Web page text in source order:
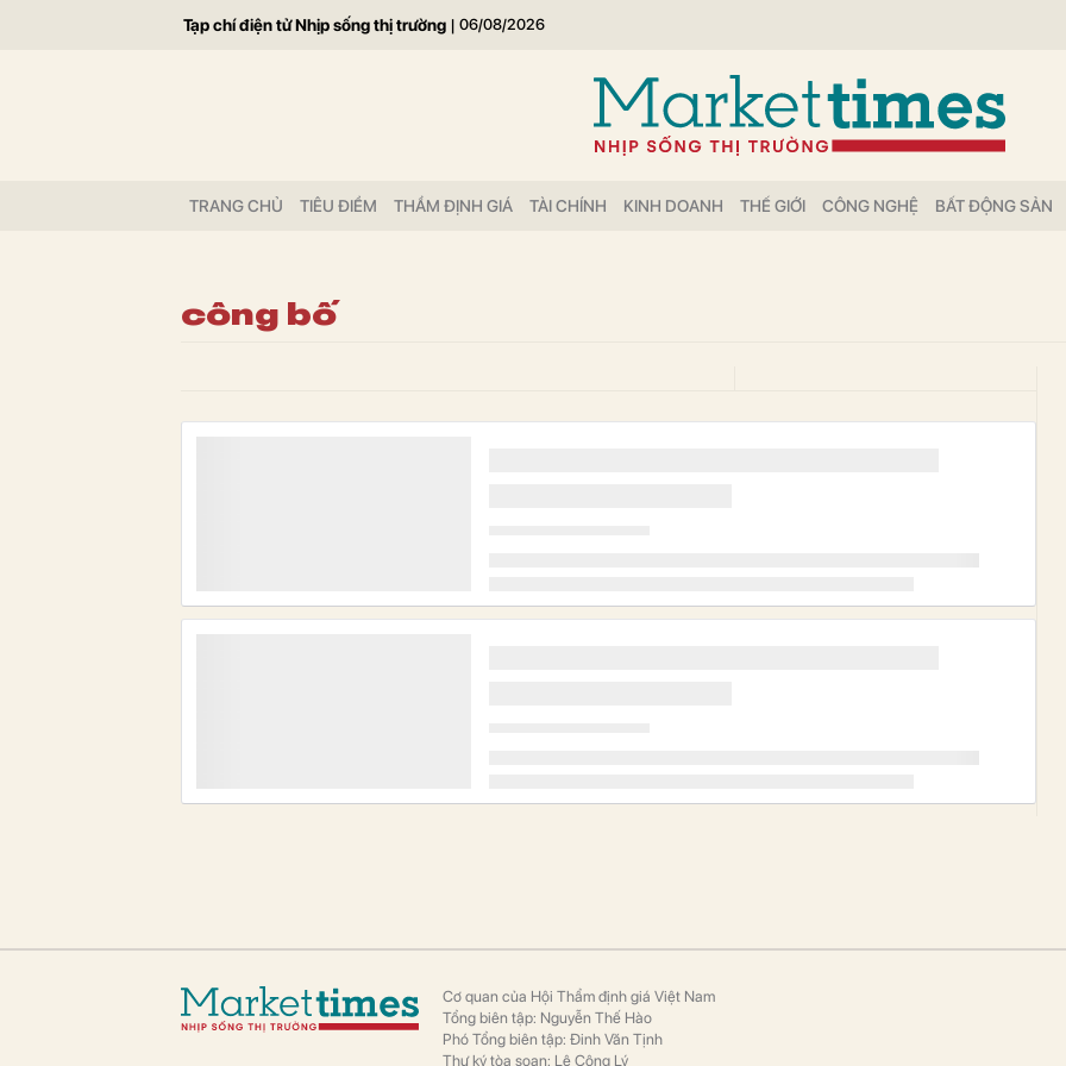
Tạp chí điện tử Nhịp sống thị trường | 06/08/2026
TRANG CHỦ TIÊU ĐIỂM THẨM ĐỊNH GIÁ TÀI CHÍNH KINH DOANH THẾ GIỚI CÔNG NGHỆ BẤT ĐỘNG SẢN
công bố
Cơ quan của Hội Thẩm định giá Việt Nam
Tổng biên tập: Nguyễn Thế Hào
Phó Tổng biên tập: Đinh Văn Tịnh
Thư ký tòa soạn: Lê Công Lý